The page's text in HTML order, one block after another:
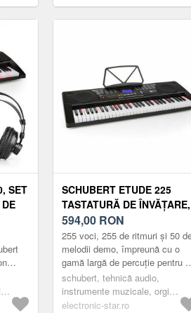
începători
SET
SCHUBERT ETUDE 225
TASTATURĂ DE ÎNVĂȚARE,
USB 6, TASTE ILUMINATE,
AFIȘAJ LCD, NEGRU
594,00 RON
255 voci, 255 de ritmuri și 50
melodii demo, împreună cu o
gamă largă de percuție pentru a
promova propria creativitate.Cu
ajutorul funcției de ...
schubert, tehnică audio,
instrumente muzicale, orgi
electronice
electronic-star.ro